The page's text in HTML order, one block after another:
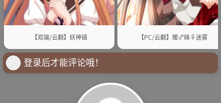
【双端/云翻】妖神镇 【PC/云翻】暧♂昧♀迷雾
登录后才能评论哦！